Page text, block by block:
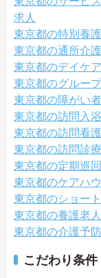
求人
東京都の特別養
東京都の通所介
東京都のデイケ
東京都のグルー
東京都の障がい
東京都の訪問入
東京都の訪問看
東京都の訪問診
東京都の定期巡
東京都のケアハ
東京都のショー
東京都の養護老
東京都の介護予
こだわり条件